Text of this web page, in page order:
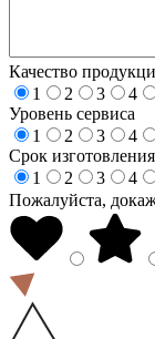
Качество
1
2 3 4
Уровень сервиса
1
2 3 4
Срок изготовления
1
2 3 4
Пожалуйста,